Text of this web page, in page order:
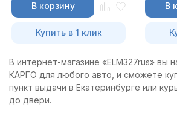
В корзину
Купить в 1 клик
В
В интернет-магазине «ELM327rus» вы
КАРГО для любого авто, и сможете
пункт выдачи в Екатеринбурге или
до двери.